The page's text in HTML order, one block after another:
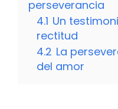
perseverancia
4.1 Un
rectitud
4.2 La
del amor